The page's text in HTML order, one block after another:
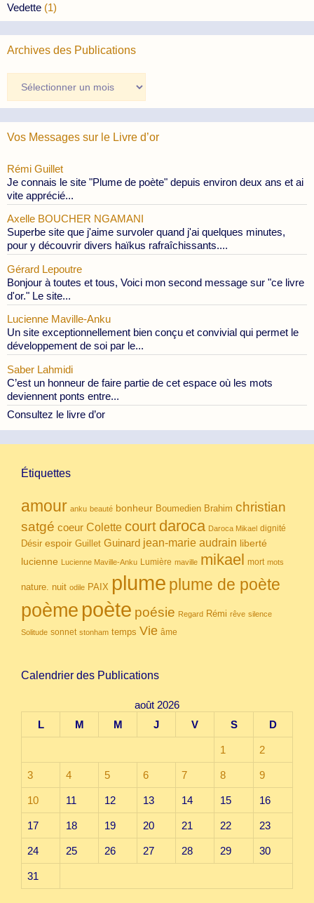
Vedette (1)
Archives des Publications
des
Publications
Vos Messages sur le Livre d’or
Rémi Guillet
Je connais le site "Plume de poète" depuis environ deux ans et ai
vite apprécié...
Axelle BOUCHER NGAMANI
Superbe site que j'aime survoler quand j'ai quelques minutes,
pour y découvrir divers haïkus rafraîchissants....
Gérard Lepoutre
Bonjour à toutes et tous, Voici mon second message sur "ce livre
d'or." Le site...
Lucienne Maville-Anku
Un site exceptionnellement bien conçu et convivial qui permet le
développement de soi par le...
Saber Lahmidi
C’est un honneur de faire partie de cet espace où les mots
deviennent ponts entre...
Consultez le livre d’or
Étiquettes
amour anku beauté bonheur Boumedien Brahim christian
satgé coeur Colette court daroca Daroca Mikael dignité
Désir espoir Guillet Guinard jean-marie audrain liberté
lucienne Lucienne Maville-Anku Lumière maville mikael mort mots
nature. nuit odile PAIX plume plume de poète
poème poète poésie Regard Rémi rêve silence
Solitude sonnet stonham temps Vie âme
Calendrier des Publications
août 2026
L
M M J V S D
1 2
3 4 5 6 7 8 9
10 11 12 13 14 15 16
17 18 19 20 21 22 23
24 25 26 27 28 29 30
31